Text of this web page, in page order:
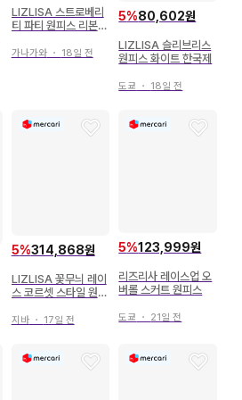
LIZLISA 스트로베리
티 파티 원피스 리본
가나가와・ 18일 전
5%80,602원
LIZLISA 슬리브리스
원피스 화이트 한국제
도쿄 ・ 18일 전
5%314,868원
LIZLISA 꽃무늬 레이
스 코르셋 스타일 원피
지바・ 17일 전
5%123,999원
리즈리사 레이스업 오
버롤 스커트 원피스
도쿄 ・ 21일 전